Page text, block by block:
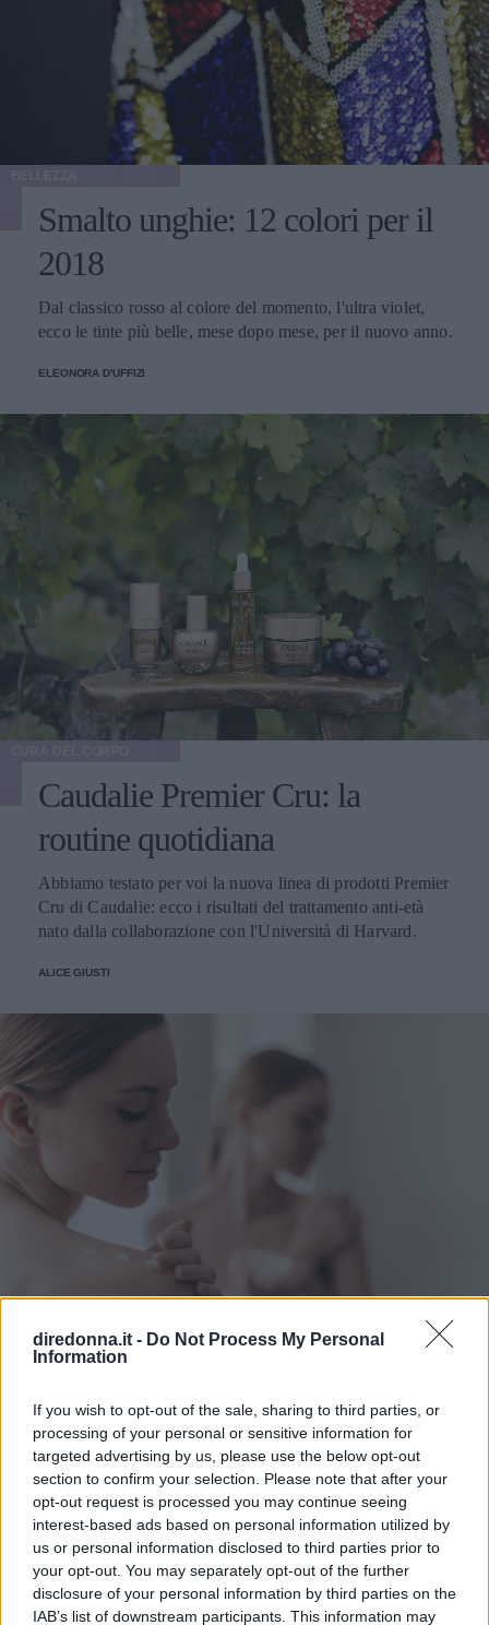
diredonna.it - Do Not Process My Personal
Information
If you wish to opt-out of the sale, sharing to third parties, or
processing of your personal or sensitive information for
targeted advertising by us, please use the below opt-out
section to confirm your selection. Please note that after your
opt-out request is processed you may continue seeing
interest-based ads based on personal information utilized by
us or personal information disclosed to third parties prior to
your opt-out. You may separately opt-out of the further
disclosure of your personal information by third parties on the
IAB’s list of downstream participants. This information may
Smalto unghie: 12 colori per il
2018
Dal classico rosso al colore del momento, l'ultra violet,
ecco le tinte più belle, mese dopo mese, per il nuovo anno.
ELEONORA D'UFFIZI
Caudalie Premier Cru: la
routine quotidiana
Abbiamo testato per voi la nuova linea di prodotti Premier
Cru di Caudalie: ecco i risultati del trattamento anti-età
nato dalla collaborazione con l'Università di Harvard.
ALICE GIUSTI
CREME CORPO
La recensione della crema
corpo Oliva di Phytorelax
Diredonna ha provato la Crema corpo Oliva di Phytorelax,
della linea di prodotti all'olio: ecco l'inci, come si utilizza,
la recensione e il prezzo.
FRANCESCA ROMANA BUFFETTI